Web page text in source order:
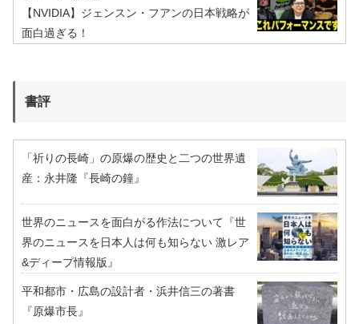
【NVIDIA】ジェンスン・フアンの日本戦略が
面白過ぎる！
書評
「祈りの長崎」の原爆の歴史と二つの世界遺
産：永井隆『長崎の鐘』
世界のニュースを面白がる作法について『世
界のニュースを日本人は何も知らない 激レア
&ディープ情報版』
平和都市・広島の設計者・浜井信三の著書
『原爆市長』